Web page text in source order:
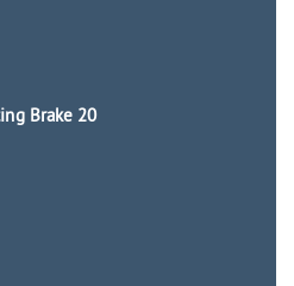
Brake 20